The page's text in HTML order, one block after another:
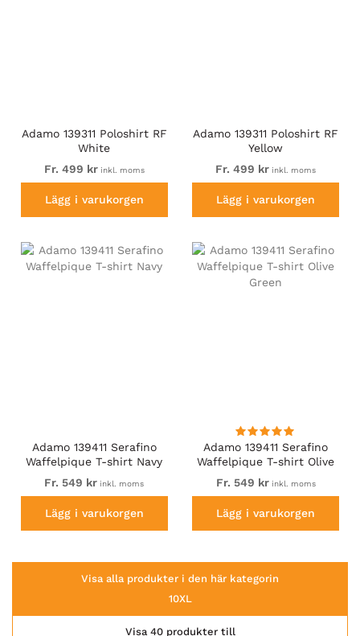
Adamo 139311 Poloshirt RF
White
Fr. 499 krinkl. moms
Lägg i varukorgen
Adamo 139311 Poloshirt RF
Yellow
Fr. 499 kr inkl. moms
Lägg i varukorgen
Adamo 139411 Serafino
Waffelpique T-shirt Navy
Fr. 549 kr inkl. moms
Lägg i varukorgen
Adamo 139411 Serafino
Waffelpique T-shirt Olive
Green
Fr. 549 krinkl. moms
Lägg i varukorgen
Visa alla produkter i den här kategorin
10XL
Visa 40 produkter till